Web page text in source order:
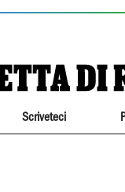
Scriveteci